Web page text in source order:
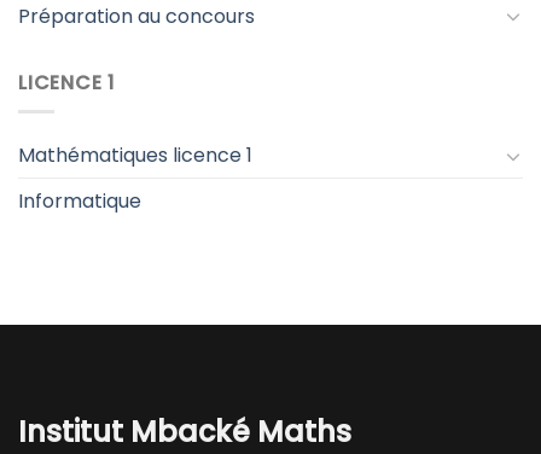
Préparation au concours
LICENCE 1
Mathématiques licence 1
Informatique
Institut Mbacké Maths